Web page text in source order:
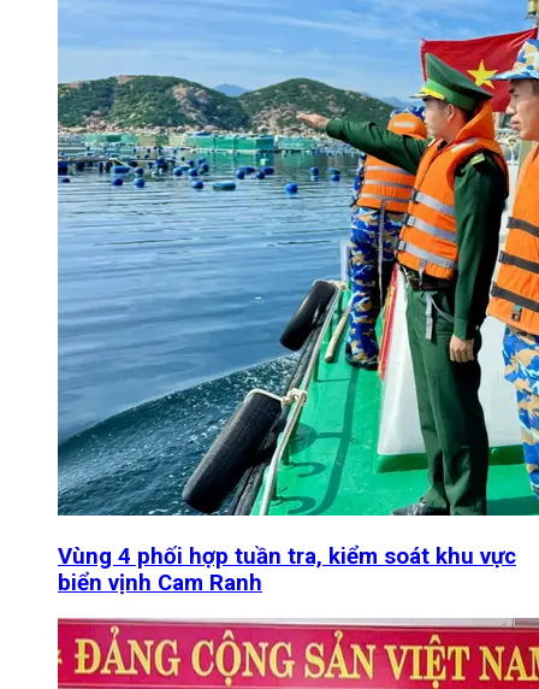
Vùng 4 phối hợp tuần tra, kiểm soát khu vực
biển vịnh Cam Ranh